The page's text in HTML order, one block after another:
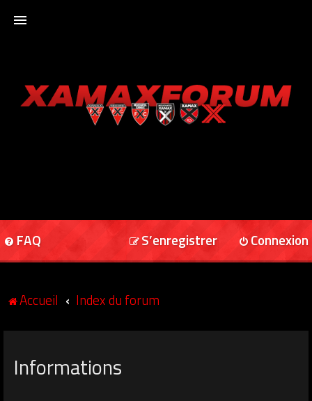
XAMAXFORUM
FAQ Connexion
S’enregistrer
Accueil Index du forum
Informations